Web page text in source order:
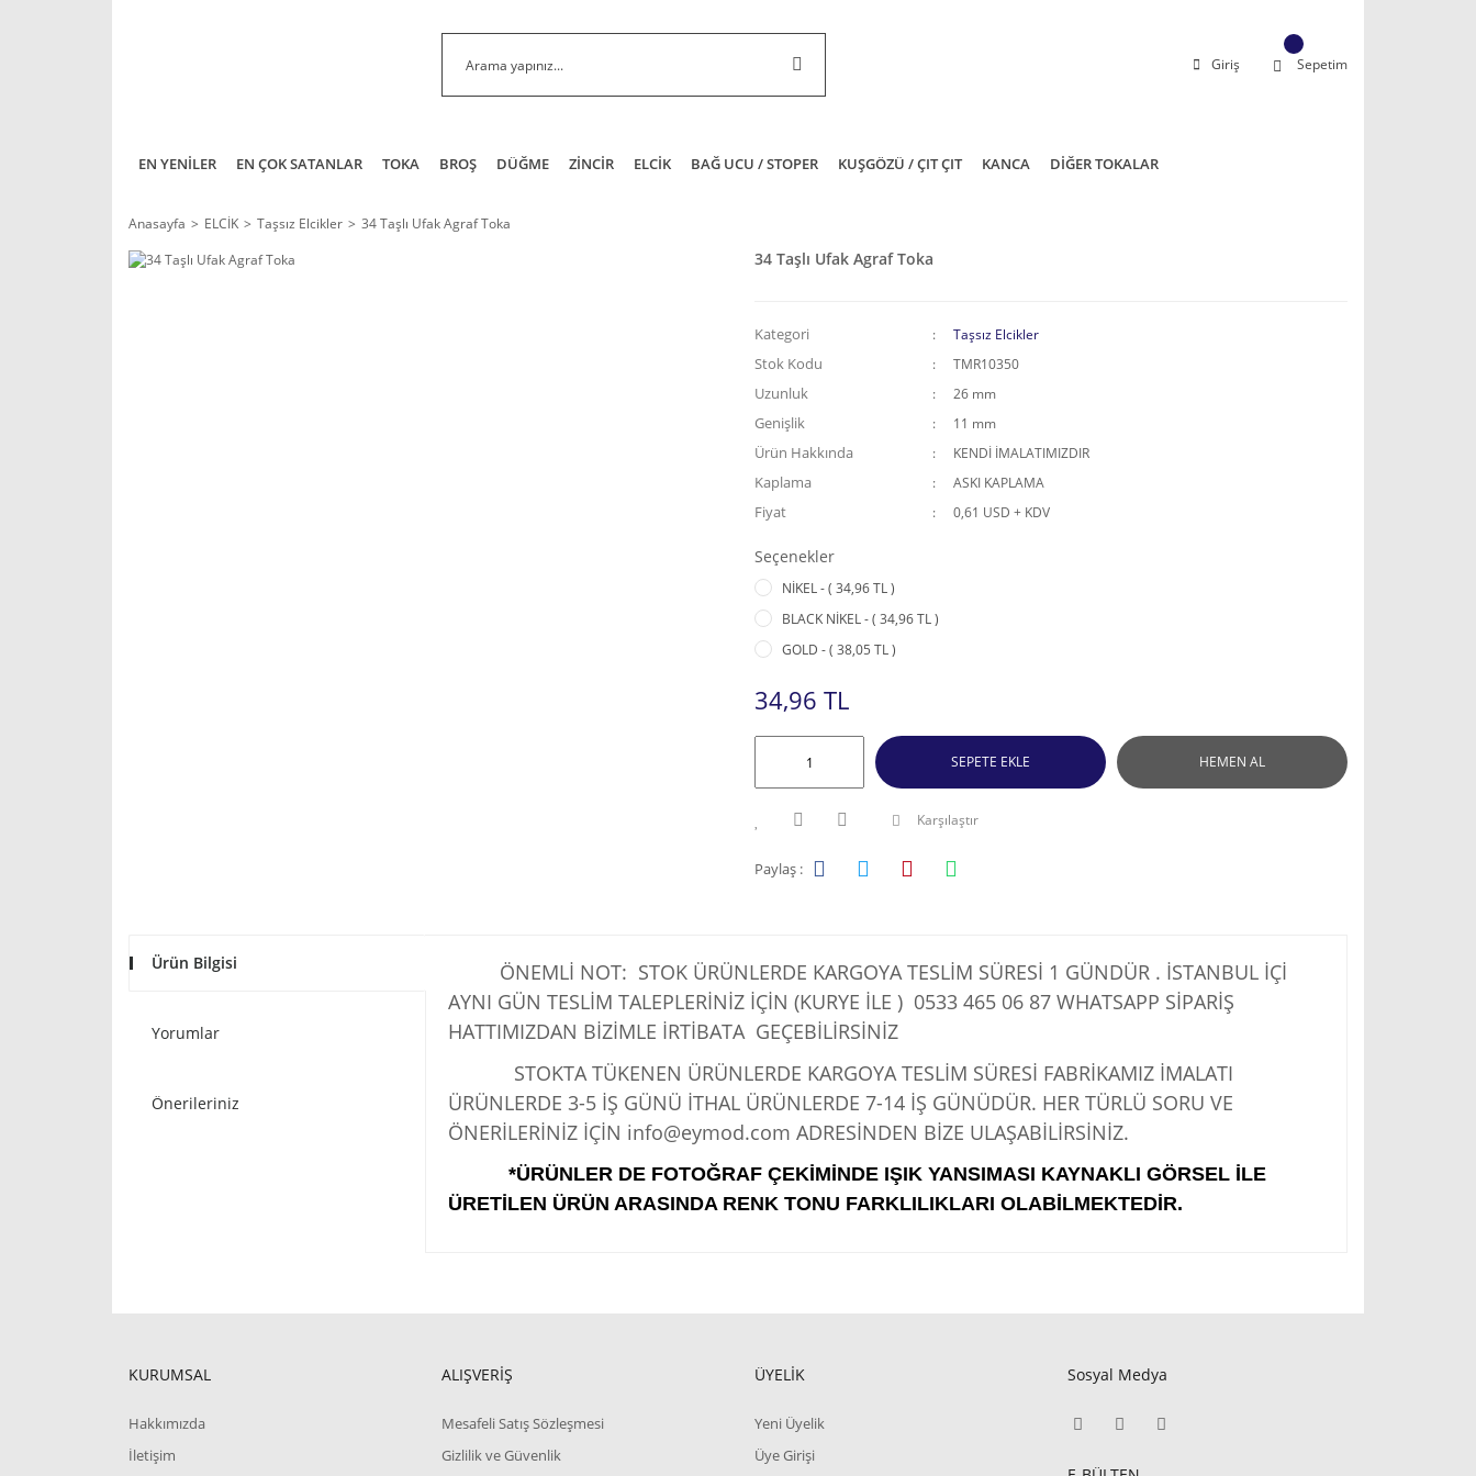
Giriş Sepetim
EN YENİLER EN ÇOK SATANLAR TOKA BROŞ DÜĞME ZİNCİR ELCİK BAĞ UCU / STOPER KUŞGÖZÜ / ÇIT ÇIT KANCA DİĞER TOKALAR
Anasayfa ELCİK Taşsız Elcikler 34 Taşlı Ufak Agraf Toka
34 Taşlı Ufak Agraf Toka
Kategori Taşsız Elcikler
Stok Kodu TMR10350
Uzunluk 26 mm
Genişlik 11 mm
Ürün Hakkında KENDİ İMALATIMIZDIR
Kaplama ASKI KAPLAMA
Fiyat 0,61 USD + KDV
Seçenekler
NİKEL - ( 34,96 TL )
BLACK NİKEL - ( 34,96 TL )
GOLD - ( 38,05 TL )
34,96 TL
SEPETE EKLE HEMEN AL
Karşılaştır
Paylaş :
Ürün Bilgisi
Yorumlar
Önerileriniz
ÖNEMLİ NOT: STOK ÜRÜNLERDE KARGOYA TESLİM SÜRESİ 1 GÜNDÜR . İSTANBUL İÇİ
AYNI GÜN TESLİM TALEPLERİNİZ İÇİN (KURYE İLE ) 0533 465 06 87 WHATSAPP SİPARİŞ
HATTIMIZDAN BİZİMLE İRTİBATA GEÇEBİLİRSİNİZ
STOKTA TÜKENEN ÜRÜNLERDE KARGOYA TESLİM SÜRESİ FABRİKAMIZ İMALATI
ÜRÜNLERDE 3-5 İŞ GÜNÜ İTHAL ÜRÜNLERDE 7-14 İŞ GÜNÜDÜR. HER TÜRLÜ SORU VE
ÖNERİLERİNİZ İÇİN info@eymod.com ADRESİNDEN BİZE ULAŞABİLİRSİNİZ.
*ÜRÜNLER DE FOTOĞRAF ÇEKİMİNDE IŞIK YANSIMASI KAYNAKLI GÖRSEL İLE
ÜRETİLEN ÜRÜN ARASINDA RENK TONU FARKLILIKLARI OLABİLMEKTEDİR.
KURUMSAL
Hakkımızda
İletişim
ALIŞVERİŞ
Mesafeli Satış Sözleşmesi
Gizlilik ve Güvenlik
ÜYELİK
Yeni Üyelik
Üye Girişi
Sosyal Medya